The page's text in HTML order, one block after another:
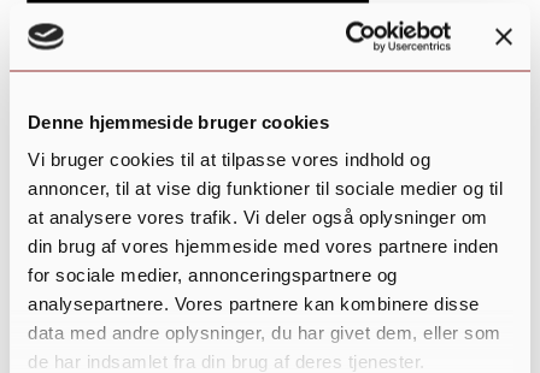
Denne hjemmeside bruger cookies
Vi bruger cookies til at tilpasse vores indhold og
annoncer, til at vise dig funktioner til sociale medier og til
at analysere vores trafik. Vi deler også oplysninger om
din brug af vores hjemmeside med vores partnere inden
for sociale medier, annonceringspartnere og
analysepartnere. Vores partnere kan kombinere disse
data med andre oplysninger, du har givet dem, eller som
de har indsamlet fra din brug af deres tjenester.
Tilføj til kalender